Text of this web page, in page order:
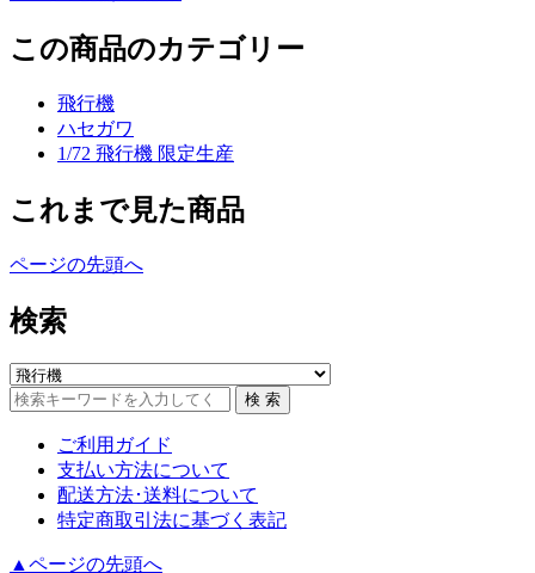
この商品のカテゴリー
飛行機
ハセガワ
1/72 飛行機 限定生産
これまで見た商品
ページの先頭へ
検索
ご利用ガイド
支払い方法について
配送方法･送料について
特定商取引法に基づく表記
▲ページの先頭へ